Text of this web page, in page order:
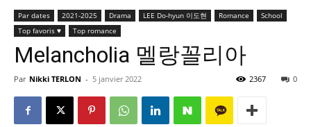
Par dates 2021-2025 Drama LEE Do-hyun 이도현 Romance
School
Top favoris ♥
Top romance
Melancholia 멜랑꼴리아
Par Nikki TERLON - 5 janvier 2022 0
2367